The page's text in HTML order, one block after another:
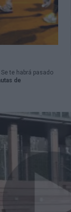
te habrá pasado
de